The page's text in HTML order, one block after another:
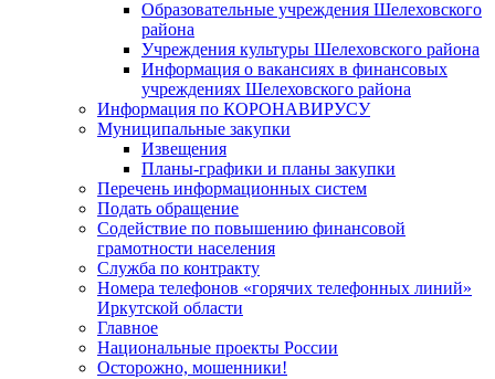
Образовательные учреждения Шелеховского
района
Учреждения культуры Шелеховского района
Информация о вакансиях в финансовых
учреждениях Шелеховского района
Информация по КОРОНАВИРУСУ
Муниципальные закупки
Извещения
Планы-графики и планы закупки
Перечень информационных систем
Подать обращение
Содействие по повышению финансовой
грамотности населения
Служба по контракту
Номера телефонов «горячих телефонных линий»
Иркутской области
Главное
Национальные проекты России
Осторожно, мошенники!